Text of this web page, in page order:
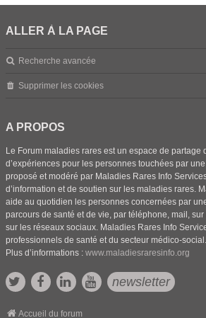
ALLER À LA PAGE
Recherche avancée
Supprimer les cookies
A PROPOS
Le Forum maladies rares est un espace de partage
d’expériences pour les personnes touchées par
proposé et modéré par Maladies Rares Info
d’information et de soutien sur les maladies rares.
aide au quotidien les personnes concernées par
parcours de santé et de vie, par téléphone, mail,
sur les réseaux sociaux. Maladies Rares Info
professionnels de santé et du secteur médico-social.
Plus d’informations : www.maladiesraresinfo.org
newsletter
Accueil du forum